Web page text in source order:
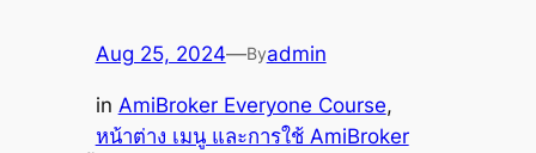
Aug 25, 2024—Byadmin
in AmiBroker Everyone Course
หน้าต่าง เมนู และการใช้ AmiBroker